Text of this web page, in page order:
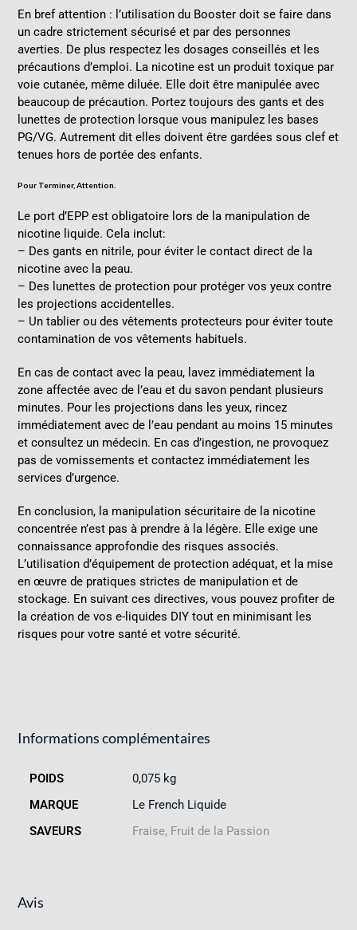
En bref attention : l’utilisation du Booster doit se faire dans
un cadre strictement sécurisé et par des personnes
averties. De plus respectez les dosages conseillés et les
précautions d’emploi. La nicotine est un produit toxique par
voie cutanée, même diluée. Elle doit être manipulée avec
beaucoup de précaution. Portez toujours des gants et des
lunettes de protection lorsque vous manipulez les bases
PG/VG. Autrement dit elles doivent être gardées sous clef et
tenues hors de portée des enfants.
Pour Terminer, Attention.
Le port d’EPP est obligatoire lors de la manipulation de
nicotine liquide. Cela inclut:
– Des gants en nitrile, pour éviter le contact direct de la
nicotine avec la peau.
– Des lunettes de protection pour protéger vos yeux contre
les projections accidentelles.
– Un tablier ou des vêtements protecteurs pour éviter toute
contamination de vos vêtements habituels.
En cas de contact avec la peau, lavez immédiatement la
zone affectée avec de l’eau et du savon pendant plusieurs
minutes. Pour les projections dans les yeux, rincez
immédiatement avec de l’eau pendant au moins 15 minutes
et consultez un médecin. En cas d’ingestion, ne provoquez
pas de vomissements et contactez immédiatement les
services d’urgence.
En conclusion, la manipulation sécuritaire de la nicotine
concentrée n’est pas à prendre à la légère. Elle exige une
connaissance approfondie des risques associés.
L’utilisation d’équipement de protection adéquat, et la mise
en œuvre de pratiques strictes de manipulation et de
stockage. En suivant ces directives, vous pouvez profiter de
la création de vos e-liquides DIY tout en minimisant les
risques pour votre santé et votre sécurité.
Informations complémentaires
POIDS
0,075 kg
MARQUE
Le French Liquide
SAVEURS
Fraise, Fruit de la Passion
Avis